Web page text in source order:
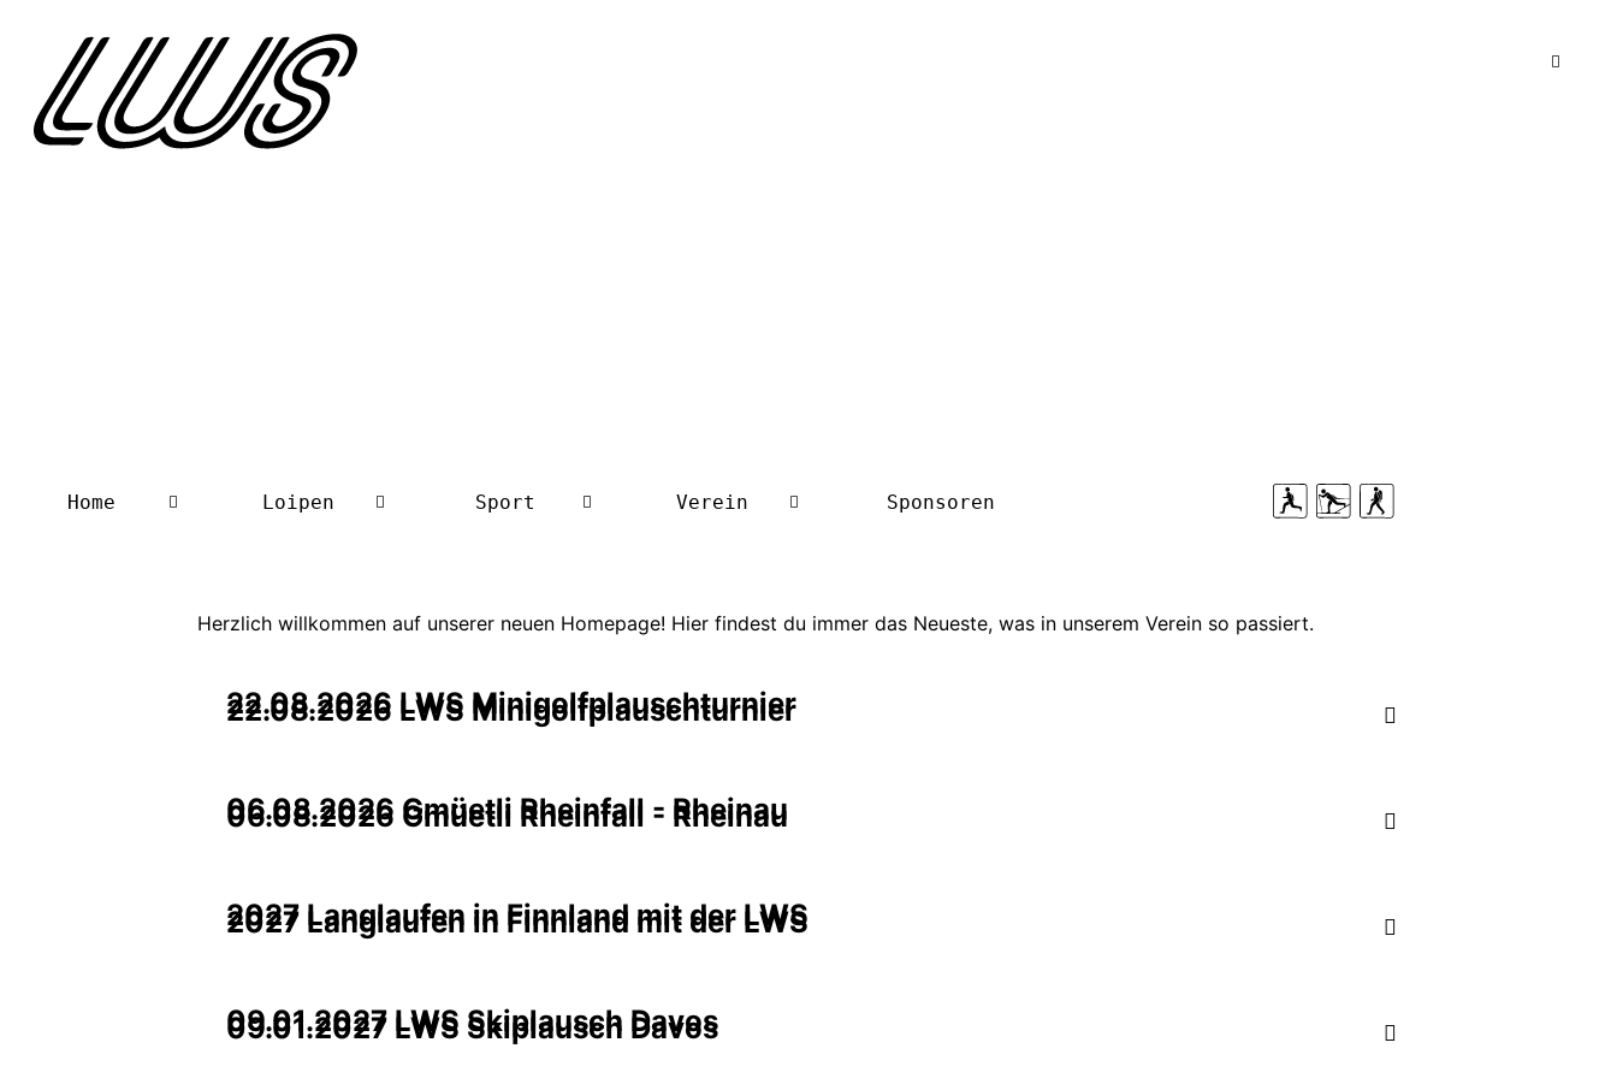
Home Loipen Sport Verein Sponsoren
Herzlich willkommen auf unserer neuen Homepage! Hier findest du immer das Neueste, was in unserem Verein so passiert.
22.08.2026 LWS Minigolfplauschturnier
22.08.2026 LWS Minigolfplauschturnier
06.08.2026 Gmüetli Rheinfall - Rheinau
06.08.2026 Gmüetli Rheinfall - Rheinau
2027 Langlaufen in Finnland mit der LWS
2027 Langlaufen in Finnland mit der LWS
09.01.2027 LWS Skiplausch Davos
09.01.2027 LWS Skiplausch Davos